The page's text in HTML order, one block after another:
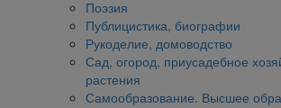
Поэзия
Публицистика, биографии
Рукоделие, домоводство
Сад, огород, приусадебное
растения
Самообразование. Высшее